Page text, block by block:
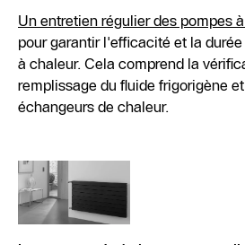
Un entretien régulier des pompes
pour garantir l'efficacité et la
à chaleur. Cela comprend la
remplissage du fluide frigorigène
échangeurs de chaleur.